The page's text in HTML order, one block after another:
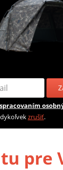
spracovaním
zrušiť.
pre